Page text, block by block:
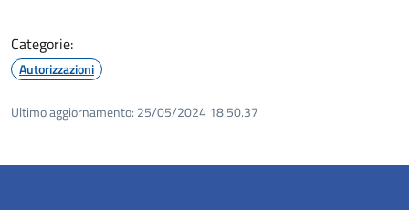
Categorie:
Autorizzazioni
Ultimo aggiornamento: 25/05/2024 18:50.37